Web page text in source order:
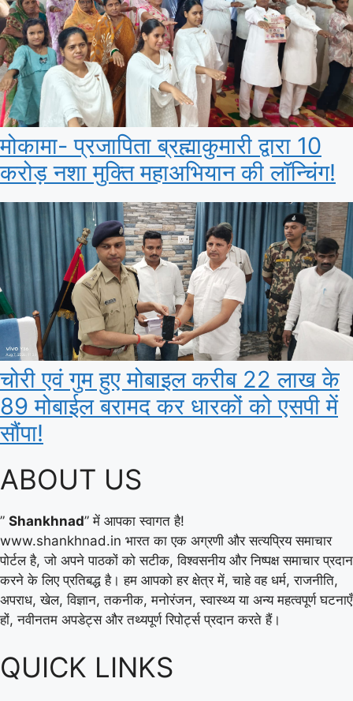
मोकामा- प्रजापिता ब्रह्माकुमारी द्वारा 10
करोड़ नशा मुक्ति महाअभियान की लॉन्चिंग!
चोरी एवं गुम हुए मोबाइल करीब 22 लाख के
89 मोबाईल बरामद कर धारकों को एसपी में
सौंपा!
ABOUT US
” Shankhnad” में आपका स्वागत है!
www.shankhnad.in भारत का एक अग्रणी और सत्यप्रिय समाचार
पोर्टल है, जो अपने पाठकों को सटीक, विश्वसनीय और निष्पक्ष समाचार प्रदान
करने के लिए प्रतिबद्ध है। हम आपको हर क्षेत्र में, चाहे वह धर्म, राजनीति,
अपराध, खेल, विज्ञान, तकनीक, मनोरंजन, स्वास्थ्य या अन्य महत्वपूर्ण घटनाएँ
हों, नवीनतम अपडेट्स और तथ्यपूर्ण रिपोर्ट्स प्रदान करते हैं।
QUICK LINKS